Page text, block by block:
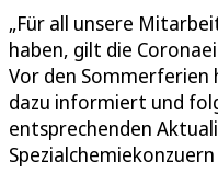
„Für all unsere
haben, gilt die
Vor den Sommerferien
dazu informiert und
entsprechenden